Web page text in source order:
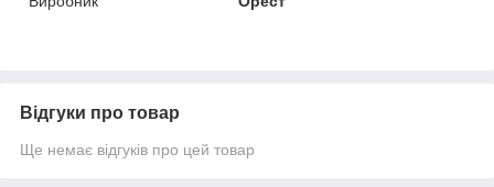
Відгуки про товар
Ще немає відгуків про цей товар